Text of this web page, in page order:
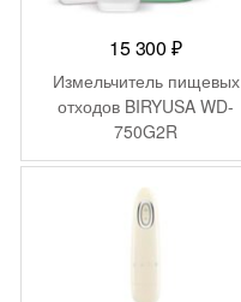
15 300₽
Измельчитель пищевых
отходов BIRYUSA WD-
750G2R